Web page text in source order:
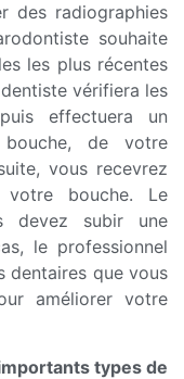
des radiographies
souhaite
les plus récentes
vérifiera les
effectuera un
de votre
vous recevrez
bouche. Le
devez subir une
le professionnel
dentaires que vous
améliorer votre
types de